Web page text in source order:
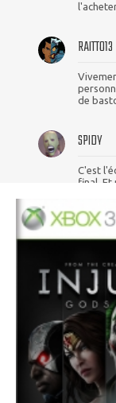
RAITTO13
de
SPIDY
C'est
final. Et